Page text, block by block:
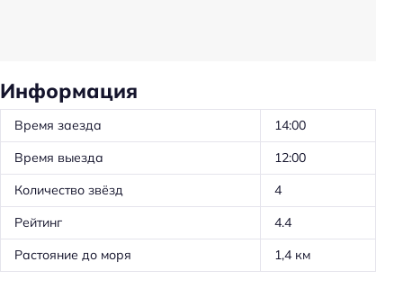
Общая информация
Способ оплаты: наличными
Способ оплаты: безналичная
Цена номера (ночь): от 1000 ₽/ночь
Парковка
Парковка
Информация
Время заезда
14:00
Время выезда
12:00
Количество звёзд
4
Рейтинг
4.4
Растояние до моря
1,4 км